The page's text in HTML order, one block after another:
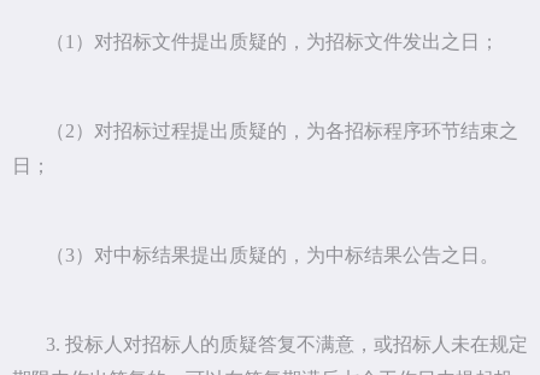
（1）对招标文件提出质疑的，为招标文件发出之日；
（2）对招标过程提出质疑的，为各招标程序环节结束之
日；
（3）对中标结果提出质疑的，为中标结果公告之日。
3. 投标人对招标人的质疑答复不满意，或招标人未在规定